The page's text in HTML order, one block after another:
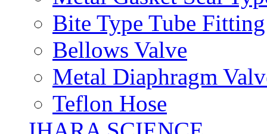
Bite Type Tube Fitting
Bellows Valve
Metal Diaphragm
Teflon Hose